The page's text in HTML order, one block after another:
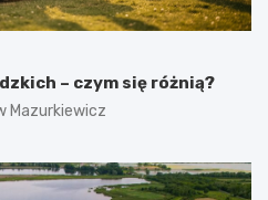
– czym się różnią?
Mazurkiewicz